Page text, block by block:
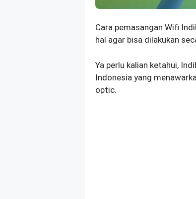
Cara pemasangan Wifi
hal agar bisa dilakukan
Ya perlu kalian ketahui,
Indonesia yang
optic.